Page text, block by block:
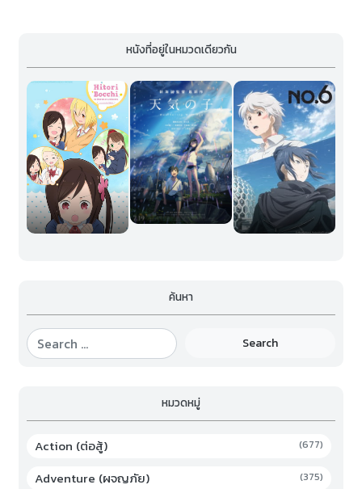
หนังที่อยู่ในหมวดเดียวกัน
ค้นหา
Search
หมวดหมู่
Action (ต่อสู้) (677)
Adventure (ผจญภัย) (375)